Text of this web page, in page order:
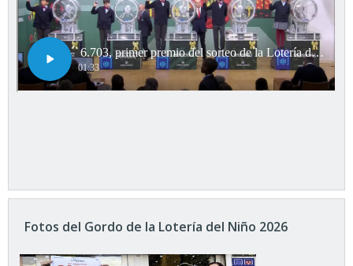
Fotos del Gordo de la Lotería del Niño 2026